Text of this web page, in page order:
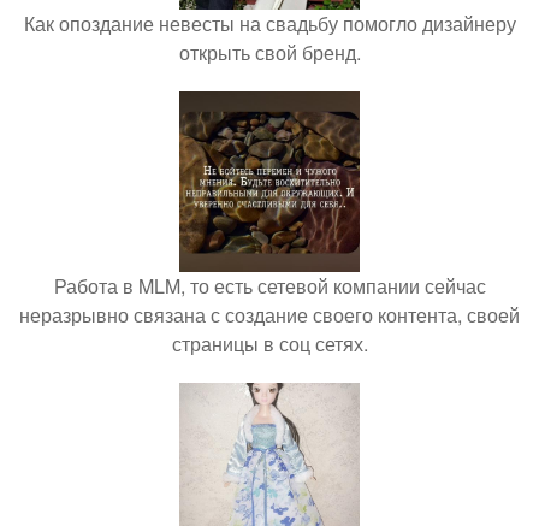
Как опоздание невесты на свадьбу помогло дизайнеру
открыть свой бренд.
Работа в MLM, то есть сетевой компании сейчас
неразрывно связана с создание своего контента, своей
страницы в соц сетях.